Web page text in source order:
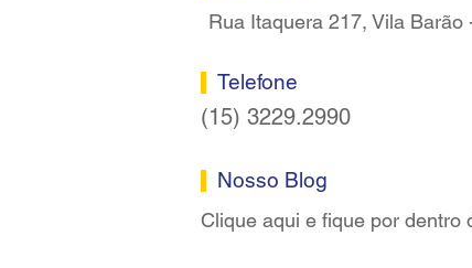
Rua Itaquera 217, Vila Barão
Telefone
(15) 3229.2990
Nosso Blog
Clique aqui e fique por dentro